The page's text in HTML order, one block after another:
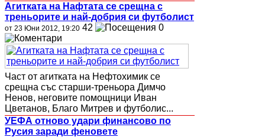
Агитката на Нафтата се срещна с
треньорите и най-добрия си футболист
от 23 Юни 2012, 19:20 42 0
Част от агитката на Нефтохимик се
срещна със старши-треньора Димчо
Ненов, неговите помощници Иван
Цветанов, Благо Митрев и футболис...
УЕФА отново удари финансово по
Русия заради феновете